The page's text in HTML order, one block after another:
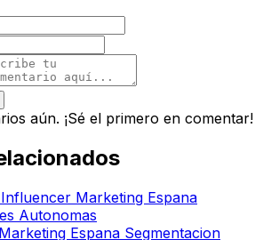
aún. ¡Sé el primero en comentar!
Marketing Espana
Autonomas
Espana Segmentacion